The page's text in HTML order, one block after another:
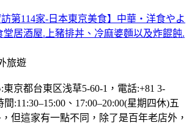
訪第114家-日本東京美食】中華・洋食やよ
堂居酒屋.上豬排丼、冷麻婆麵以及炸餛飩.
旅遊
京都台東区浅草5-60-1，電話:+81 3-
:11:30–15:00、17:00–20:00(星期四休)五
但這家有一點不同，除了是百年老店外，